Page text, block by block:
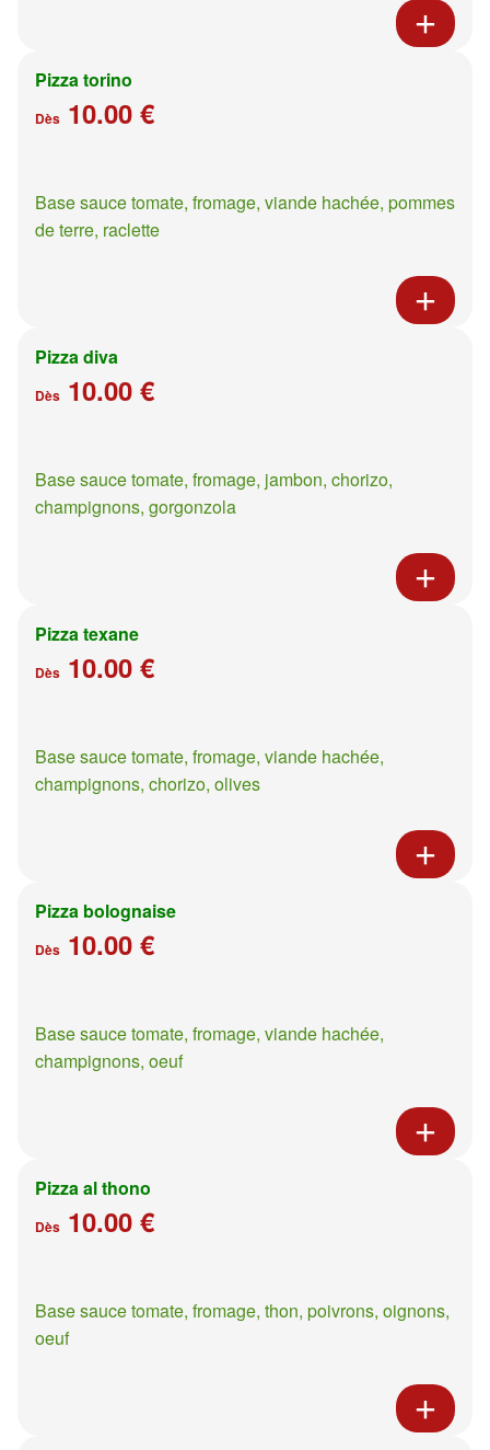
Pizza torino
Dès 10.00 €
Base sauce tomate, fromage, viande hachée, pommes
de terre, raclette
Pizza diva
Dès 10.00 €
Base sauce tomate, fromage, jambon, chorizo,
champignons, gorgonzola
Pizza texane
Dès 10.00 €
Base sauce tomate, fromage, viande hachée,
champignons, chorizo, olives
Pizza bolognaise
Dès 10.00 €
Base sauce tomate, fromage, viande hachée,
champignons, oeuf
Pizza al thono
Dès 10.00 €
Base sauce tomate, fromage, thon, poivrons, oignons,
oeuf